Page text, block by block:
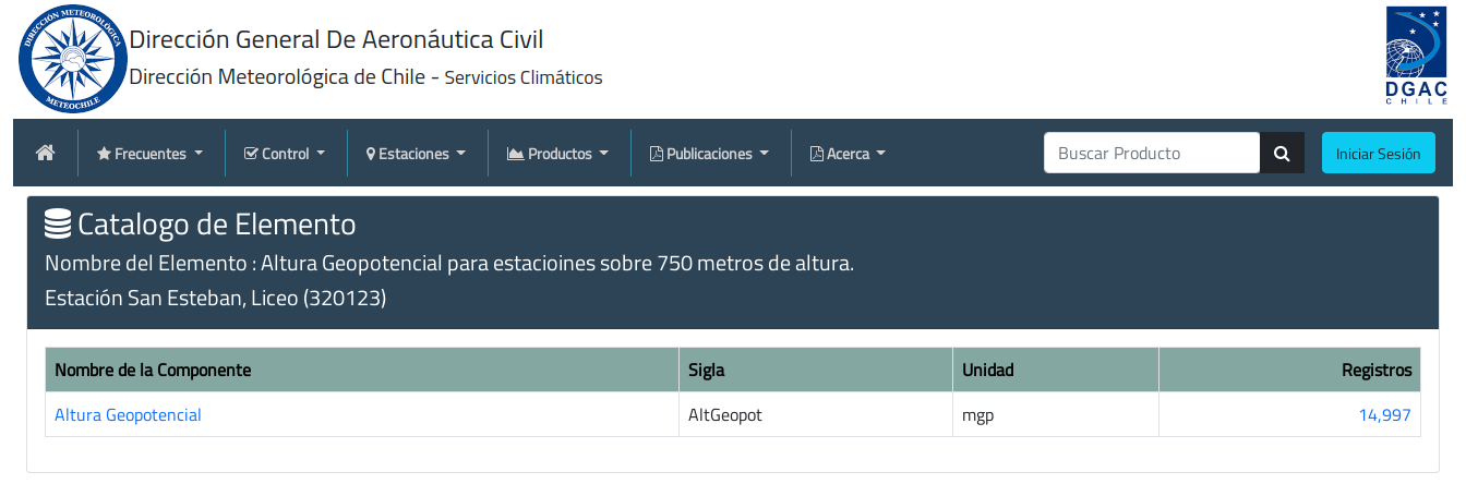
Frecuentes Control Estaciones Productos Publicaciones Acerca Iniciar Sesión
Catalogo de Elemento
Nombre del Elemento : Altura Geopotencial para estacioines sobre 750 metros de altura.
Estación San Esteban, Liceo (320123)
Nombre de la Componente Sigla Unidad
Registros
Altura Geopotencial
AltGeopot mgp 14,997